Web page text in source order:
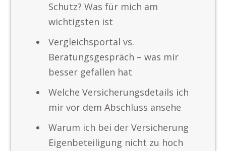
Schutz? Was für mich am
wichtigsten ist
Vergleichsportal vs.
Beratungsgespräch – was mir
besser gefallen hat
Welche Versicherungsdetails ich
mir vor dem Abschluss ansehe
Warum ich bei der Versicherung
Eigenbeteiligung nicht zu hoch